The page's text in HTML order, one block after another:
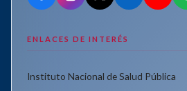
ENLACES DE INTERÉS
Instituto Nacional de Salud Pública